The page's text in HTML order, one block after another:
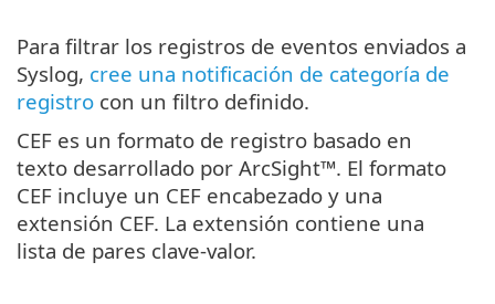
Para filtrar los registros de eventos enviados a
Syslog, cree una notificación de categoría de
registro con un filtro definido.
CEF es un formato de registro basado en
texto desarrollado por ArcSight™. El formato
CEF incluye un CEF encabezado y una
extensión CEF. La extensión contiene una
lista de pares clave-valor.